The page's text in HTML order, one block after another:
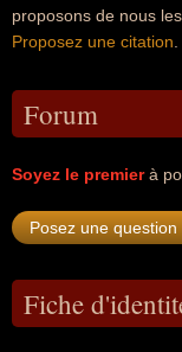
proposons de nous
Proposez une citation
Forum
Soyez le premierà
Fiche